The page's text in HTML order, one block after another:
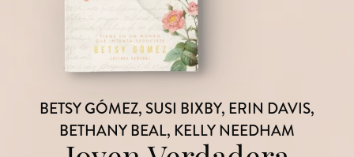
BETSY GÓMEZ, SUSI BIXBY, ERIN DAVIS,
BETHANY BEAL, KELLY NEEDHAM